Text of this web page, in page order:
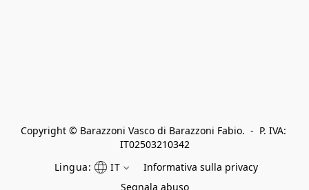
Copyright © Barazzoni Vasco di Barazzoni Fabio.  -  P. IVA:
IT02503210342
Lingua:
IT
Informativa sulla privacy
Segnala abuso